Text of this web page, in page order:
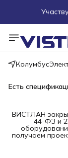
Более
Колумбус
Есть
ВИСТЛАН
44-ФЗ и
получаем